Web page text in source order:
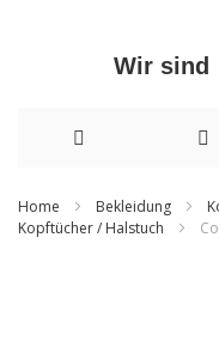
Wir
zum
Home Bekleidung
Kopftücher / Halstuch